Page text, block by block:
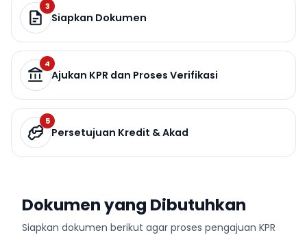
3
Siapkan Dokumen
4
Ajukan KPR dan Proses Verifikasi
5
Persetujuan Kredit & Akad
Dokumen yang Dibutuhkan
Siapkan dokumen berikut agar proses pengajuan KPR